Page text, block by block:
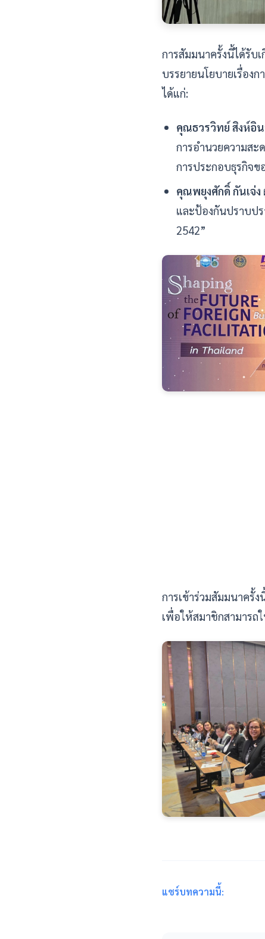
การสัมมนาครั้งนี้ได้รับเ
บรรยายนโยบายเรื่อง
ได้แก่:
คุณธวรวิทย์ สิงห์อิ
การอำนวยความส
การประกอบธุรกิจข
คุณพยุงศักดิ์ กันเจ่ง
และป้องกันปราบป
2542”
การเข้าร่วมสัมมนาครั้
เพื่อให้สมาชิกสามารถ
แชร์บทความนี้: